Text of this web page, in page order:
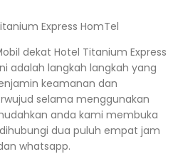
dekat Hotel Titanium Express
adalah langkah langkah yang
keamanan dan
selama menggunakan
anda kami membuka
dua puluh empat jam
whatsapp.